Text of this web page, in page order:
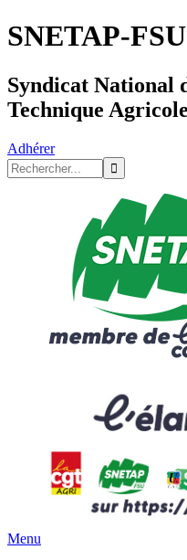
SNETAP-FSU
Syndicat National
Technique
Adhérer
Menu